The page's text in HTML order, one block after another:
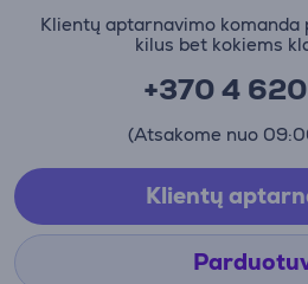
Klientų aptarnavimo komanda
kilus bet kokiems
+370 4
(Atsakome nuo
Klientų